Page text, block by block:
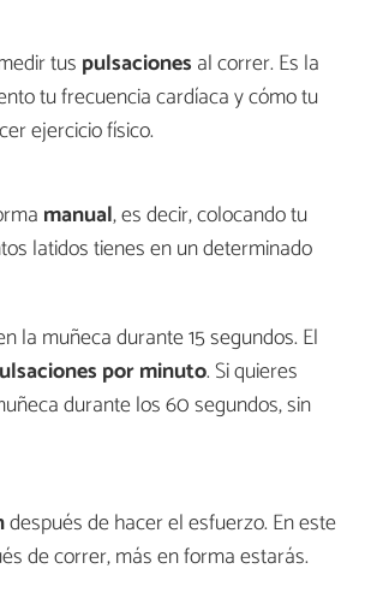
tus pulsaciones al correr. Es la
tu frecuencia cardíaca y cómo tu
ejercicio físico.
manual, es decir, colocando tu
latidos tienes en un determinado
la muñeca durante 15 segundos. El
por minuto. Si quieres
durante los 60 segundos, sin
después de hacer el esfuerzo. En este
de correr, más en forma estarás.